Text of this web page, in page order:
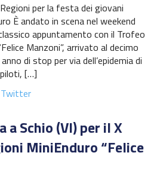
per la festa dei giovani
È andato in scena nel weekend
appuntamento con il Trofeo
Manzoni”, arrivato al decimo
di stop per via dell’epidemia di
[…]
Twitter
Schio (VI) per il X
MiniEnduro “Felice